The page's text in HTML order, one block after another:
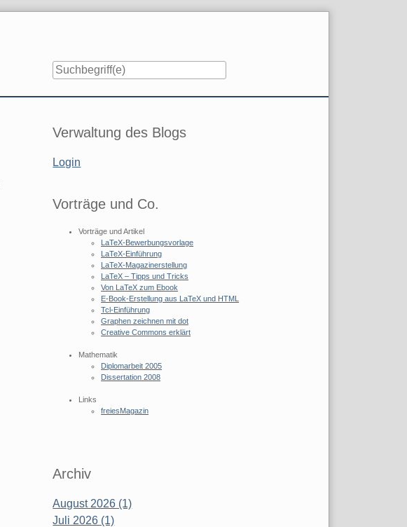
Seitenleiste
Verwaltung des Blogs
Login
Vorträge und Co.
Vorträge und Artikel
LaTeX-Bewerbungsvorlage
LaTeX-Einführung
LaTeX-Magazinerstellung
LaTeX – Tipps und Tricks
Von LaTeX zum Ebook
E-Book-Erstellung aus LaTeX und HTML
Tcl-Einführung
Graphen zeichnen mit dot
Creative Commons erklärt
Mathematik
Diplomarbeit 2005
Dissertation 2008
Links
freiesMagazin
Archiv
August 2026 (1)
Juli 2026 (1)